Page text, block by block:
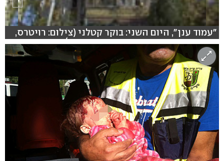
"עמוד ענן", היום השני: בוקר קטלני (צילום: רויטרס,
רועי עידן, אבי פרץ, עריכה: יואב גרשון)